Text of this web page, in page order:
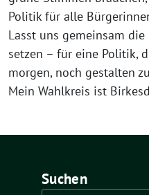
Politik für alle
Lasst uns gemeinsam
setzen – für eine Politik,
morgen, noch gestalten
Mein Wahlkreis ist
Suchen